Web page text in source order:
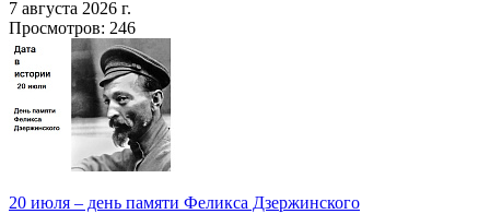
7 августа 2026 г.
Просмотров: 246
20 июля – день памяти Феликса Дзержинского